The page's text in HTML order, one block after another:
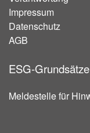
Impressum
Datenschutz
AGB
ESG-Grundsätze
Meldestelle für